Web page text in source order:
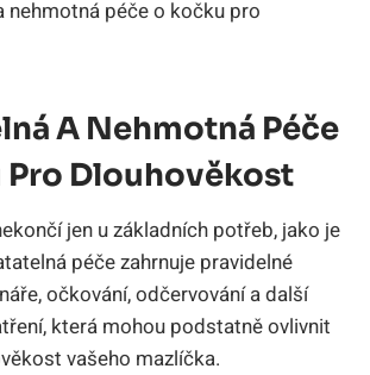
A Nehmotná Péče
Pro Dlouhověkost
jen u základních potřeb, jako je
péče zahrnuje pravidelné
očkování, odčervování a další
která mohou podstatně ovlivnit
vašeho mazlíčka.